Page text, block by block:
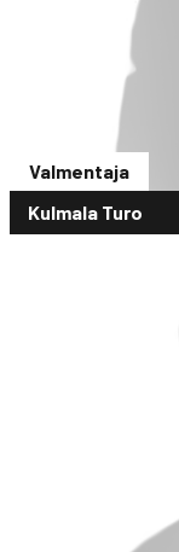
Valmentaja
Kulmala Turo